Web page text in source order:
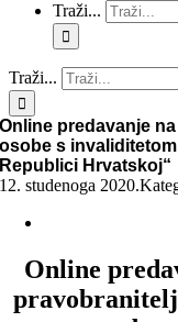
Traži...
Traži...
Online predavanje
osobe s
Republici Hrvatskoj“
12. studenoga 2020.
Online